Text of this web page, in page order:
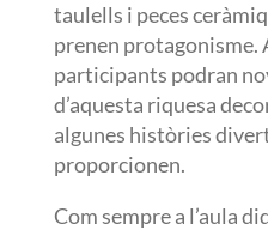
taulells i peces
prenen protagonisme.
participants podran
d’aquesta riquesa
algunes històries
proporcionen.
Com sempre a l’aula